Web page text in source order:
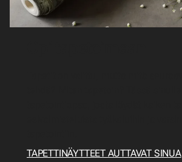
TAPETTINÄYTTEET AUTTAVAT SINUA